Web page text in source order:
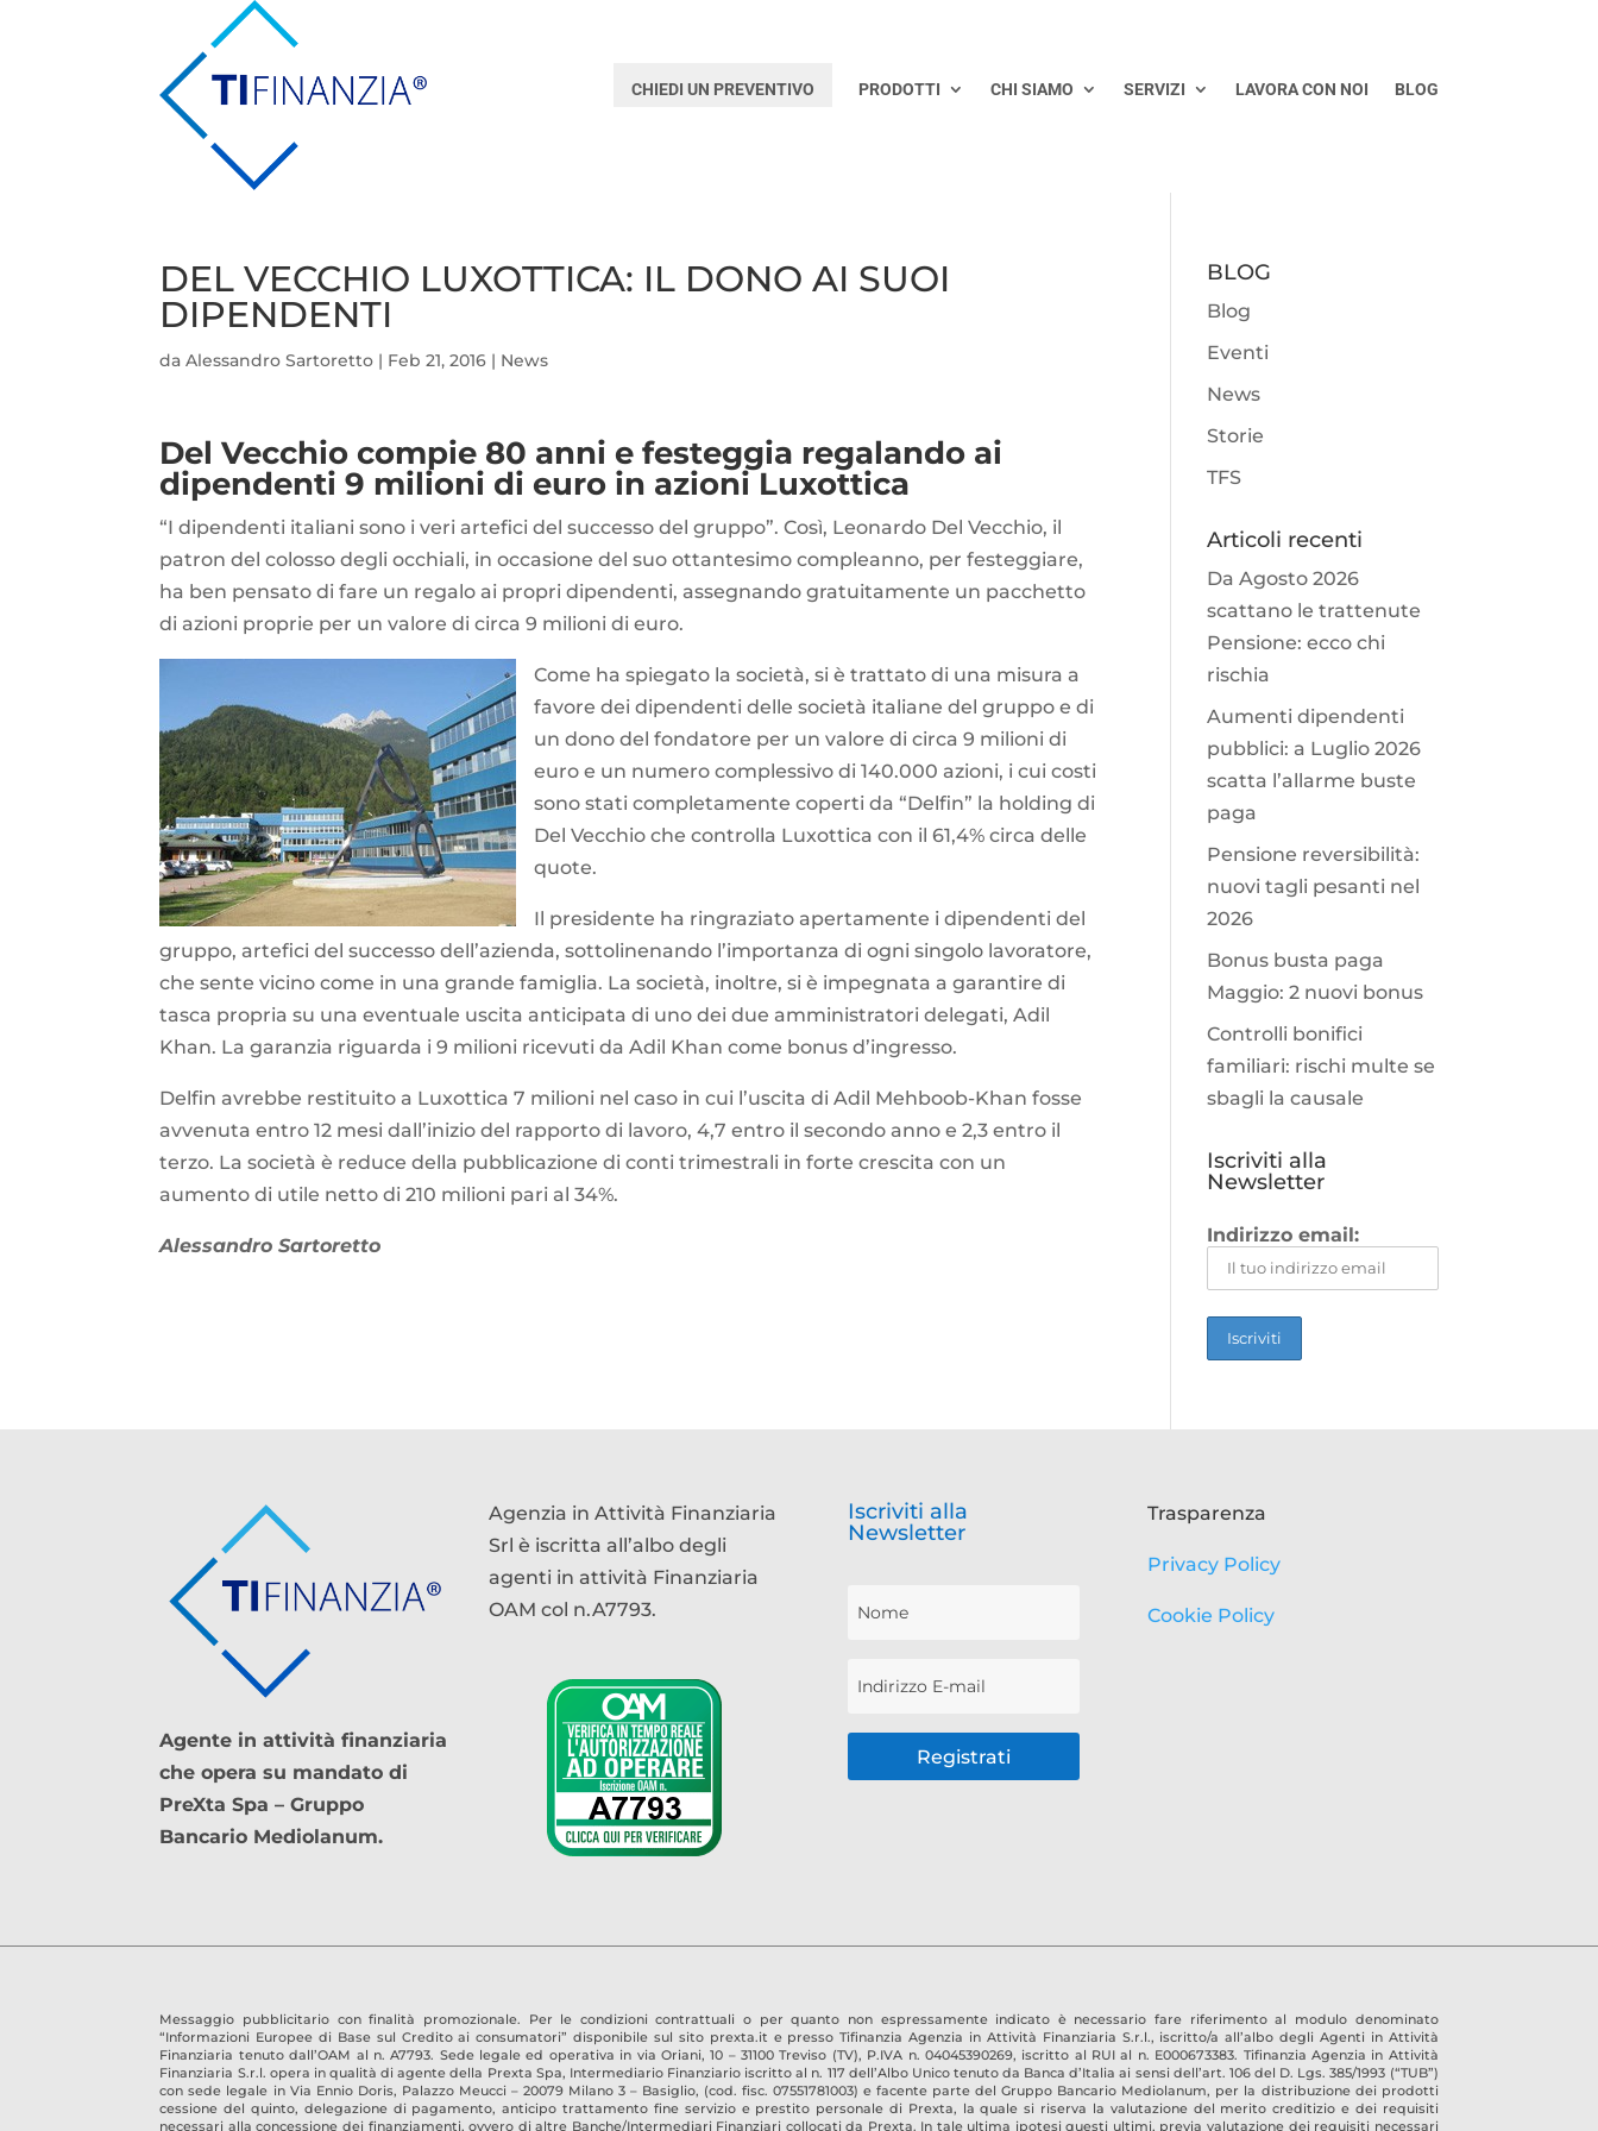
CHIEDI UN PREVENTIVO PRODOTTI CHI SIAMO SERVIZI LAVORA CON NOI BLOG
DEL VECCHIO LUXOTTICA: IL DONO AI SUOI
DIPENDENTI
daAlessandro Sartoretto | Feb 21, 2016 | News
Del Vecchio compie 80 anni e festeggia regalando ai
dipendenti 9 milioni di euro in azioni Luxottica
“I dipendenti italiani sono i veri artefici del successo del gruppo”. Così, Leonardo Del Vecchio, il
patron del colosso degli occhiali, in occasione del suo ottantesimo compleanno, per festeggiare,
ha ben pensato di fare un regalo ai propri dipendenti, assegnando gratuitamente un pacchetto
di azioni proprie per un valore di circa 9 milioni di euro.
Come ha spiegato la società, si è trattato di una misura a
favore dei dipendenti delle società italiane del gruppo e di
un dono del fondatore per un valore di circa 9 milioni di
euro e un numero complessivo di 140.000 azioni, i cui costi
sono stati completamente coperti da “Delfin” la holding di
Del Vecchio che controlla Luxottica con il 61,4% circa delle
quote.
Il presidente ha ringraziato apertamente i dipendenti del
gruppo, artefici del successo dell’azienda, sottolinenando l’importanza di ogni singolo lavoratore,
che sente vicino come in una grande famiglia. La società, inoltre, si è impegnata a garantire di
tasca propria su una eventuale uscita anticipata di uno dei due amministratori delegati, Adil
Khan. La garanzia riguarda i 9 milioni ricevuti da Adil Khan come bonus d’ingresso.
Delfin avrebbe restituito a Luxottica 7 milioni nel caso in cui l’uscita di Adil Mehboob-Khan fosse
avvenuta entro 12 mesi dall’inizio del rapporto di lavoro, 4,7 entro il secondo anno e 2,3 entro il
terzo. La società è reduce della pubblicazione di conti trimestrali in forte crescita con un
aumento di utile netto di 210 milioni pari al 34%.
Alessandro Sartoretto
BLOG
Blog
Eventi
News
Storie
TFS
Articoli recenti
Da Agosto 2026
scattano le trattenute
Pensione: ecco chi
rischia
Aumenti dipendenti
pubblici: a Luglio 2026
scatta l’allarme buste
paga
Pensione reversibilità:
nuovi tagli pesanti nel
2026
Bonus busta paga
Maggio: 2 nuovi bonus
Controlli bonifici
familiari: rischi multe se
sbagli la causale
Iscriviti alla
Newsletter
Indirizzo email:
Agente in attività finanziaria
che opera su mandato di
PreXta Spa – Gruppo
Bancario Mediolanum.
Agenzia in Attività Finanziaria
Srl è iscritta all’albo degli
agenti in attività Finanziaria
OAM col n.A7793.
Iscriviti alla
Newsletter
Registrati
Trasparenza
Privacy Policy
Cookie Policy
Messaggio pubblicitario con finalità promozionale. Per le condizioni contrattuali o per quanto non espressamente indicato è necessario fare riferimento al modulo denominato
“Informazioni Europee di Base sul Credito ai consumatori” disponibile sul sito prexta.it e pressoTifinanzia Agenzia in Attività Finanziaria S.r.l., iscritto/a all’albo degli Agenti in Attività
Finanziaria tenuto dall’OAM al n.A7793. Sede legale ed operativa in via Oriani, 10 – 31100 Treviso (TV), P.IVA n. 04045390269, iscritto al RUI al n. E000673383. Tifinanzia Agenzia in Attività
Finanziaria S.r.l. opera in qualità di agente della Prexta Spa, Intermediario Finanziario iscritto al n. 117 dell’Albo Unico tenuto da Banca d’Italia ai sensi dell’art. 106 del D. Lgs. 385/1993 (“TUB”)
con sede legale in Via Ennio Doris, Palazzo Meucci – 20079 Milano 3 – Basiglio, (cod. fisc. 07551781003) e facente parte del Gruppo Bancario Mediolanum, per la distribuzione dei prodotti
cessione del quinto, delegazione di pagamento, anticipo trattamento fine servizio e prestito personale di Prexta, la quale si riserva la valutazione del merito creditizio e dei requisiti
necessari alla concessione dei finanziamenti, ovvero di altre Banche/Intermediari Finanziari collocati da Prexta. In tale ultima ipotesi questi ultimi, previa valutazione dei requisiti necessari